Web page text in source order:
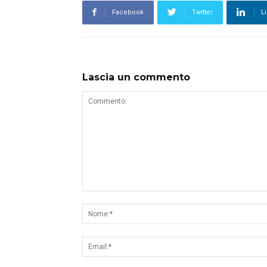
Facebook Twitter
Lascia un commento